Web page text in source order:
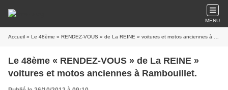
MENU
Accueil » Le 48ème « RENDEZ-VOUS » de La REINE » voitures et motos anciennes à Rambouillet.
Le 48ème « RENDEZ-VOUS » de La REINE »
voitures et motos anciennes à Rambouillet.